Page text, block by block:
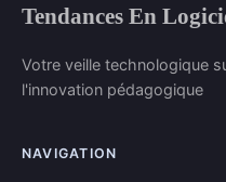
Tendances En
Votre veille technologique
l'innovation pédagogique
NAVIGATION